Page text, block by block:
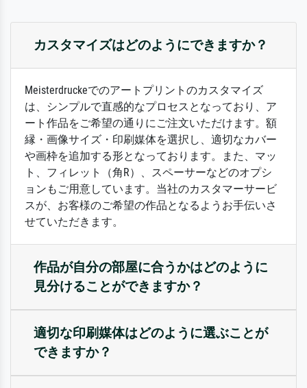
カスタマイズはどのようにできますか？
Meisterdruckeでのアートプリントのカスタマイズ
は、シンプルで直感的なプロセスとなっており、ア
ート作品をご希望の通りにご注文いただけます。額
縁・画像サイズ・印刷媒体を選択し、適切なカバー
や画枠を追加する形となっております。また、マッ
ト、フィレット（角R）、スペーサーなどのオプシ
ョンもご用意しています。当社のカスタマーサービ
スが、お客様のご希望の作品となるようお手伝いさ
せていただきます。
作品が自分の部屋に合うかはどのように
見分けることができますか？
適切な印刷媒体はどのように選ぶことが
できますか？